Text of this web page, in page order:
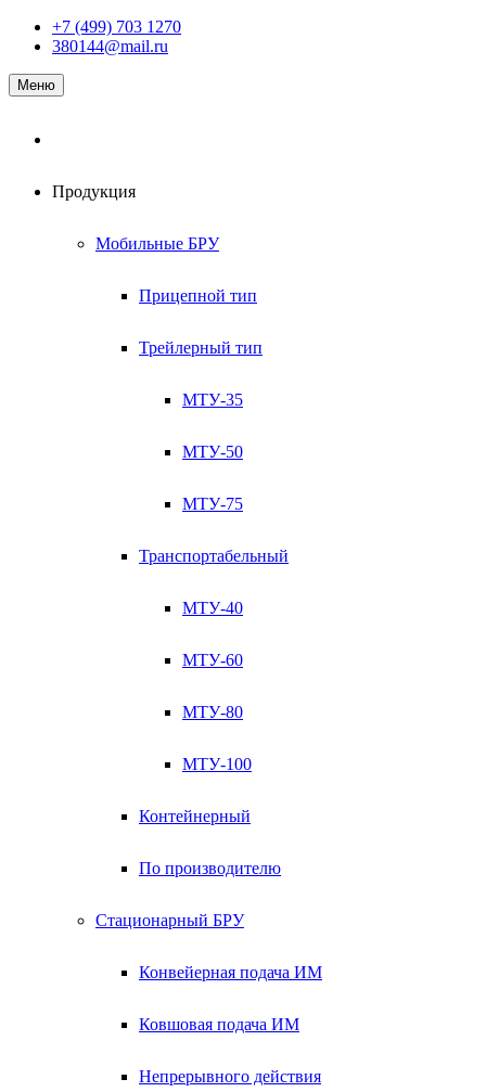
Наверх+7 (499) 703 1270
380144@mail.ru
Меню
Продукция
Мобильные БРУ
Прицепной тип
Трейлерный тип
МТУ-35
МТУ-50
МТУ-75
Транспортабельный
МТУ-40
МТУ-60
МТУ-80
МТУ-100
Контейнерный
По производителю
Стационарный БРУ
Конвейерная подача ИМ
Ковшовая подача ИМ
Непрерывного действия